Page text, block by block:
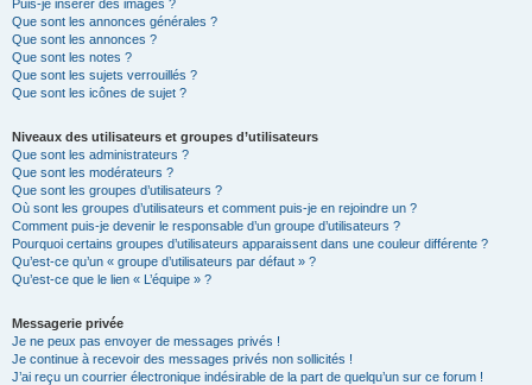
Puis-je insérer des images ?
Que sont les annonces générales ?
Que sont les annonces ?
Que sont les notes ?
Que sont les sujets verrouillés ?
Que sont les icônes de sujet ?
Niveaux des utilisateurs et groupes d’utilisateurs
Que sont les administrateurs ?
Que sont les modérateurs ?
Que sont les groupes d’utilisateurs ?
Où sont les groupes d’utilisateurs et comment puis-je en rejoindre un ?
Comment puis-je devenir le responsable d’un groupe d’utilisateurs ?
Pourquoi certains groupes d’utilisateurs apparaissent dans une couleur différente ?
Qu’est-ce qu’un « groupe d’utilisateurs par défaut » ?
Qu’est-ce que le lien « L’équipe » ?
Messagerie privée
Je ne peux pas envoyer de messages privés !
Je continue à recevoir des messages privés non sollicités !
J’ai reçu un courrier électronique indésirable de la part de quelqu’un sur ce forum !